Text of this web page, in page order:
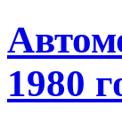
1980